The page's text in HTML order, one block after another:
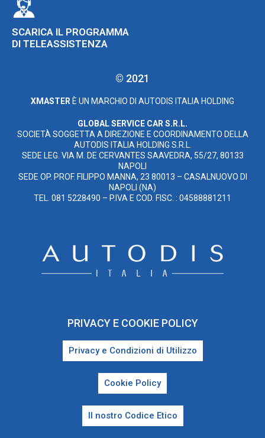
SCARICA IL PROGRAMMA
DI TELEASSISTENZA
© 2021
XMASTER È UN MARCHIO DI AUTODIS ITALIA HOLDING
GLOBAL SERVICE CAR S.R.L.
SOCIETÀ SOGGETTA A DIREZIONE E COORDINAMENTO DELLA
AUTODIS ITALIA HOLDING S.R.L.
SEDE LEG. VIA M. DE CERVANTES SAAVEDRA, 55/27, 80133
NAPOLI
SEDE OP. PROF. FILIPPO MANNA, 23 80013 – CASALNUOVO DI
NAPOLI (NA)
TEL. 081 5228490 – P.IVA E COD. FISC. : 04588881211
PRIVACY E COOKIE POLICY
Privacy e Condizioni di Utilizzo
Cookie Policy
Il nostro Codice Etico